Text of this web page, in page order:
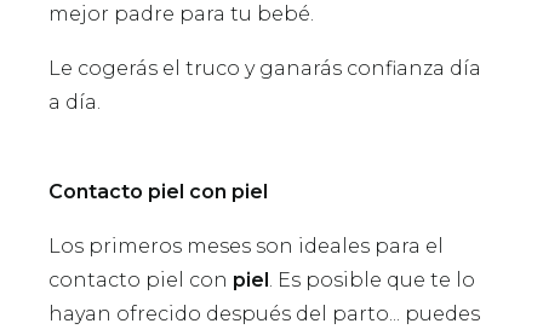
mejor padre para tu bebé.
Le cogerás el truco y ganarás confianza día
a día.
Contacto piel con piel
Los primeros meses son ideales para el
contacto piel con piel . Es posible que te lo
hayan ofrecido después del parto... puedes